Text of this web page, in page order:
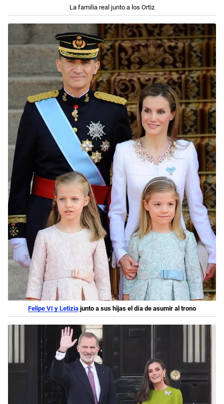
La familia real junto a los Ortiz
Felipe VI y Letizia junto a sus hijas el día de asumir al trono